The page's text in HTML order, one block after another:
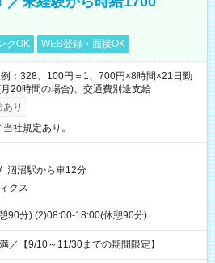
クOK WEB登録・面接OK
：328、100円＝1、700円×8時間×21日勤
20時間の場合)、交通費別途支給
り
社規定あり。
/ 涸沼駅から車12分
クス
90分) (2)08:00-18:00(休憩90分)
／【9/10～11/30までの期間限定】